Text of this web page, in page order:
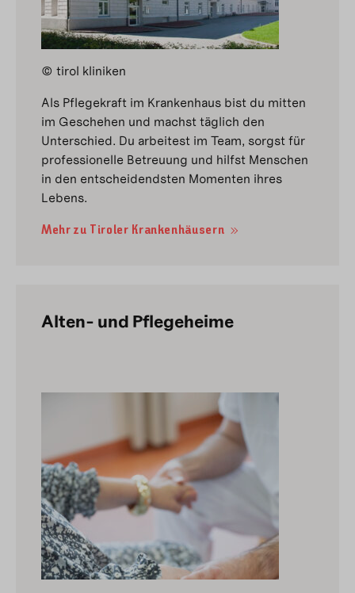
© tirol kliniken
Als Pflegekraft im Krankenhaus bist du mitten
im Geschehen und machst täglich den
Unterschied. Du arbeitest im Team, sorgst für
professionelle Betreuung und hilfst Menschen
in den entscheidendsten Momenten ihres
Lebens.
Mehr zu Tiroler Krankenhäusern
Alten- und Pflegeheime